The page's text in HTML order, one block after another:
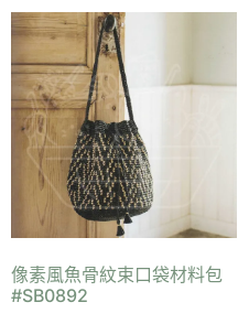
像素風魚骨紋束口袋材料包
#SB0892